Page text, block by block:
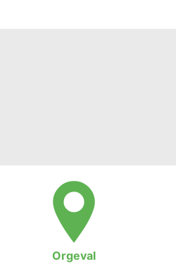
Orgeval